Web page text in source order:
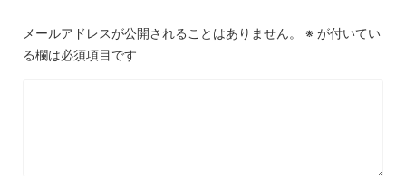
メールアドレスが公開されることはありません。 ※ が付いてい
る欄は必須項目です